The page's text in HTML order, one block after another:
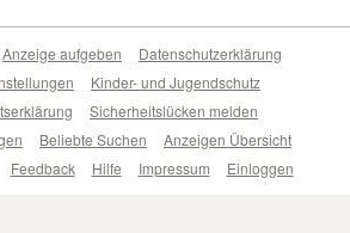
Anzeige aufgeben
Datenschutzerklärung
Kinder- und Jugendschutz
Sicherheitslücken melden
Beliebte Suchen
Anzeigen Übersicht
Feedback Hilfe Impressum Einloggen